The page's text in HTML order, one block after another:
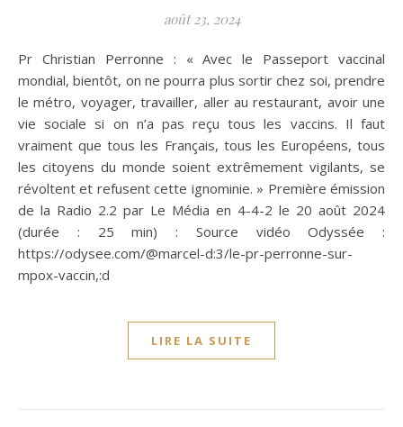
août 23, 2024
Pr Christian Perronne : « Avec le Passeport vaccinal
mondial, bientôt, on ne pourra plus sortir chez soi, prendre
le métro, voyager, travailler, aller au restaurant, avoir une
vie sociale si on n’a pas reçu tous les vaccins. Il faut
vraiment que tous les Français, tous les Européens, tous
les citoyens du monde soient extrêmement vigilants, se
révoltent et refusent cette ignominie. » Première émission
de la Radio 2.2 par Le Média en 4-4-2 le 20 août 2024
(durée : 25 min) : Source vidéo Odyssée :
https://odysee.com/@marcel-d:3/le-pr-perronne-sur-
mpox-vaccin,:d
LIRE LA SUITE